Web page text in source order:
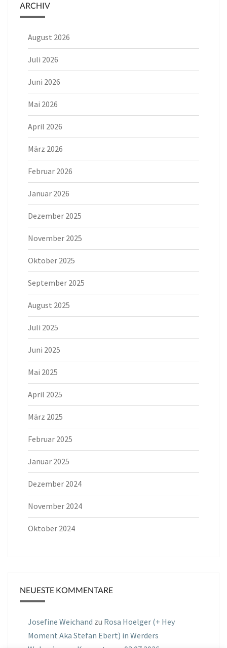
ARCHIV
August 2026
Juli 2026
Juni 2026
Mai 2026
April 2026
März 2026
Februar 2026
Januar 2026
Dezember 2025
November 2025
Oktober 2025
September 2025
August 2025
Juli 2025
Juni 2025
Mai 2025
April 2025
März 2025
Februar 2025
Januar 2025
Dezember 2024
November 2024
Oktober 2024
NEUESTE KOMMENTARE
Josefine Weichand zu Rosa Hoelger (+ Hey
Moment Aka Stefan Ebert) in Werders